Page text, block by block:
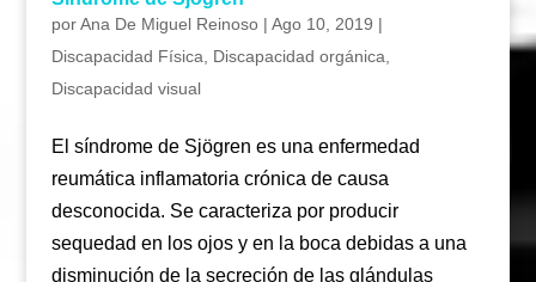
porAna De Miguel Reinoso| Ago 10, 2019 |
Discapacidad Física
Discapacidad orgánica
Discapacidad visual
El síndrome de Sjögren es una enfermedad
reumática inflamatoria crónica de causa
desconocida. Se caracteriza por producir
sequedad en los ojos y en la boca debidas a una
disminución de la secreción de las glándulas